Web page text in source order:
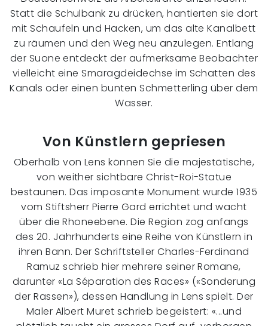
Statt die Schulbank zu drücken, hantierten sie dort
mit Schaufeln und Hacken, um das alte Kanalbett
zu räumen und den Weg neu anzulegen. Entlang
der Suone entdeckt der aufmerksame Beobachter
vielleicht eine Smaragdeidechse im Schatten des
Kanals oder einen bunten Schmetterling über dem
Wasser.
Von Künstlern gepriesen
Oberhalb von Lens können Sie die majestätische,
von weither sichtbare Christ-Roi-Statue
bestaunen. Das imposante Monument wurde 1935
vom Stiftsherr Pierre Gard errichtet und wacht
über die Rhoneebene. Die Region zog anfangs
des 20. Jahrhunderts eine Reihe von Künstlern in
ihren Bann. Der Schriftsteller Charles-Ferdinand
Ramuz schrieb hier mehrere seiner Romane,
darunter «La Séparation des Races» («Sonderung
der Rassen»), dessen Handlung in Lens spielt. Der
Maler Albert Muret schrieb begeistert: «...und